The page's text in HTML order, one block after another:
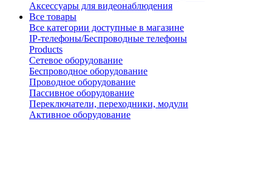
Аксессуары для видеонаблюдения
Все товары
Все категории доступные в магазине
IP-телефоны/Беспроводные телефоны
Products
Сетевое оборудование
Беспроводное оборудование
Проводное оборудование
Пассивное оборудование
Переключатели, переходники, модули
Активное оборудование